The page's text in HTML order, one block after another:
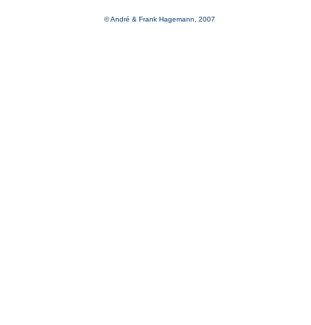
© André & Frank Hagemann, 2007